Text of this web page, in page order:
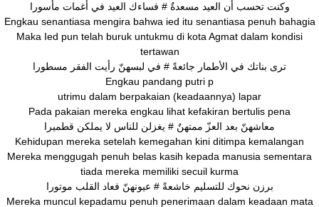
وكنت تحسب أن العيد مسعدةٌ # فساءك العيد في أغمات مأسورا
Engkau senantiasa mengira bahwa ied itu senantiasa penuh bahagia
Maka Ied pun telah buruk untukmu di kota Agmat dalam kondisi
tertawan
ترى بناتك في الأطمار جائعةً # في لبسهنّ رأيت الفقر مسطورا
Engkau pandang putri p
utrimu dalam berpakaian (keadaannya) lapar
Pada pakaian mereka engkau lihat kefakiran bertulis pena
معاشهنّ بعد العزّ ممتهنٌ # يغزلن للناس لا يملكن قطميرا
Kehidupan mereka setelah kemegahan kini ditimpa kemalangan
Mereka menggugah penuh belas kasih kepada manusia sementara
tiada mereka memiliki secuil kurma
برزن نحوك للتسليم خاشعةً # عيونهنّ فعاد القلب موتورا
Mereka muncul kepadamu penuh penerimaan dalam keadaan mata